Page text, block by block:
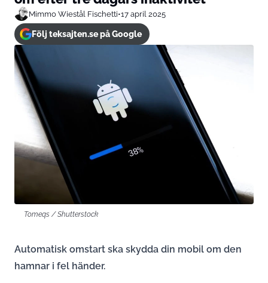
Mimmo Wiestål Fischetti•17 april 2025
Följ teksajten.se på Google
Tomeqs / Shutterstock
Automatisk omstart ska skydda din mobil om den
hamnar i fel händer.